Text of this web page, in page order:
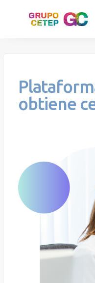
obtiene